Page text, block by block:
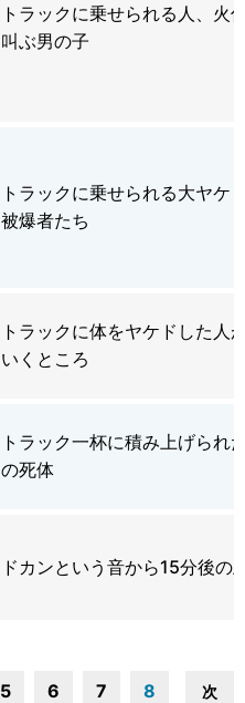
トラックに乗せられる人、火
叫ぶ男の子
トラックに乗せられる大ヤケ
被爆者たち
トラックに体をヤケドした人
いくところ
トラック一杯に積み上げられ
の死体
ドカンという音から15分後の
5 6 7 8
次